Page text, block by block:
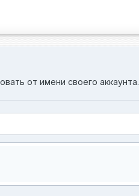
от имени своего аккаунта.